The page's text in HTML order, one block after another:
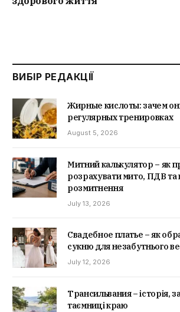
ВИБІР РЕДАКЦІЇ
Жирные кислоты: зачем
регулярных тренировках
August 5, 2026
Митний калькулятор – як
розрахувати мито, ПДВ та
розмитнення
July 13, 2026
Свадебное платье – як
сукню для незабутнього
July 12, 2026
Трансильвания – історія,
таємниці краю